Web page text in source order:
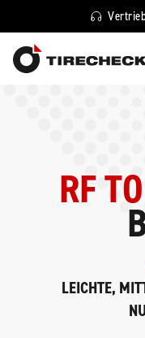
RF
LEICHTE,